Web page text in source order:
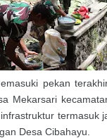
pekan
Mekarsari
termasuk
Desa Cibahayu.